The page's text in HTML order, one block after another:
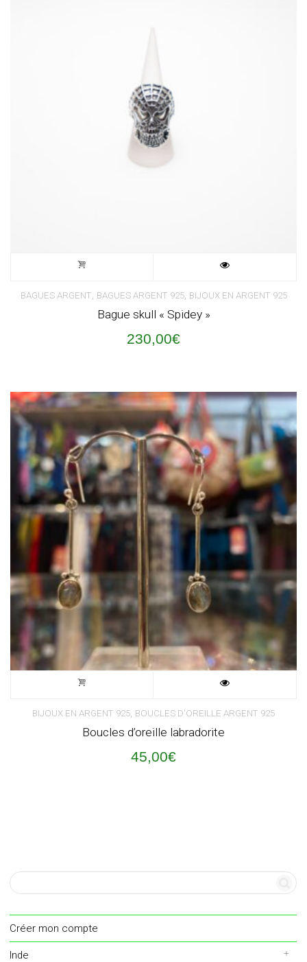
BAGUES ARGENT, BAGUES ARGENT 925, BIJOUX EN ARGENT 925
Bague skull « Spidey »
230,00€
BIJOUX EN ARGENT 925, BOUCLES D'OREILLE ARGENT 925
Boucles d’oreille labradorite
45,00€
Créer mon compte
Inde